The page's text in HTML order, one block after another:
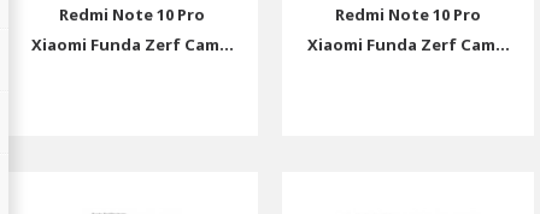
Redmi Note 10 Pro
Xiaomi Funda Zerf Cam...
Redmi Note 10 Pro
Xiaomi Funda Zerf Cam...